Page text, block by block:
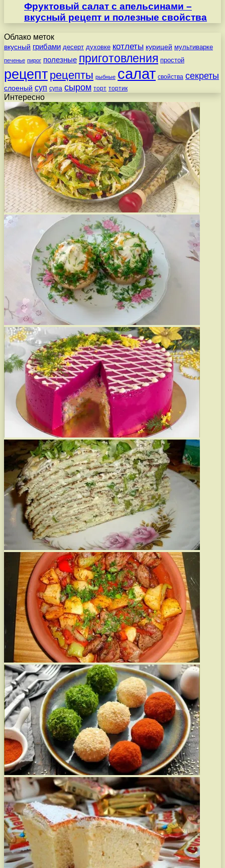
Фруктовый салат с апельсинами –
вкусный рецепт и полезные свойства
Облако меток
вкусный грибами десерт духовке котлеты курицей мультиварке
печенье пирог полезные приготовления простой
рецепт рецепты рыбные салат свойства секреты
слоеный суп супа сыром торт тортик
Интересно